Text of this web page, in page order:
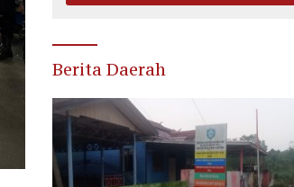
Berita Daerah